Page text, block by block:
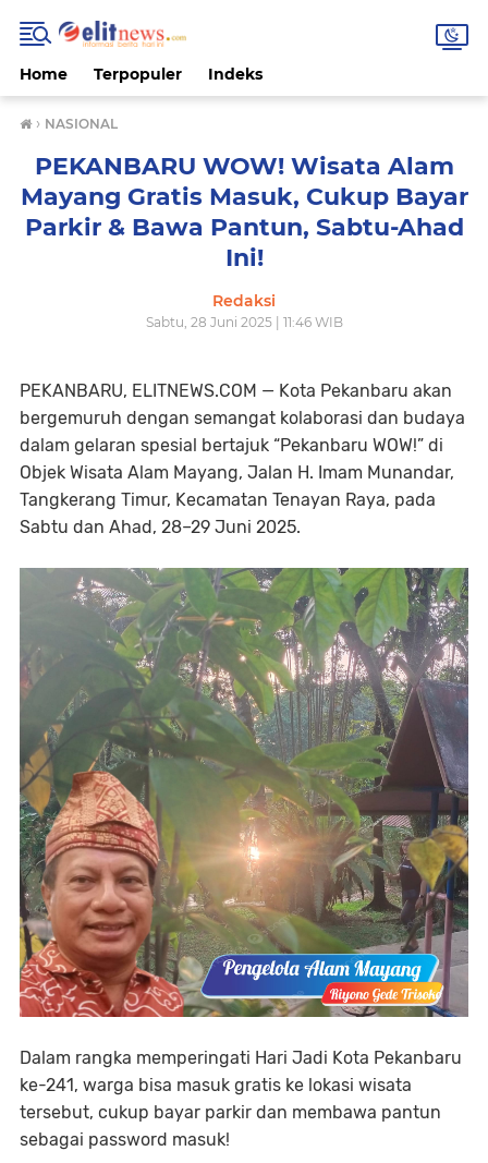
Home Terpopuler Indeks
› NASIONAL
PEKANBARU WOW! Wisata Alam
Mayang Gratis Masuk, Cukup Bayar
Parkir & Bawa Pantun, Sabtu-Ahad
Ini!
Redaksi
Sabtu, 28 Juni 2025 | 11:46 WIB
PEKANBARU, ELITNEWS.COM — Kota Pekanbaru akan
bergemuruh dengan semangat kolaborasi dan budaya
dalam gelaran spesial bertajuk “Pekanbaru WOW!” di
Objek Wisata Alam Mayang, Jalan H. Imam Munandar,
Tangkerang Timur, Kecamatan Tenayan Raya, pada
Sabtu dan Ahad, 28–29 Juni 2025.
Dalam rangka memperingati Hari Jadi Kota Pekanbaru
ke-241, warga bisa masuk gratis ke lokasi wisata
tersebut, cukup bayar parkir dan membawa pantun
sebagai password masuk!